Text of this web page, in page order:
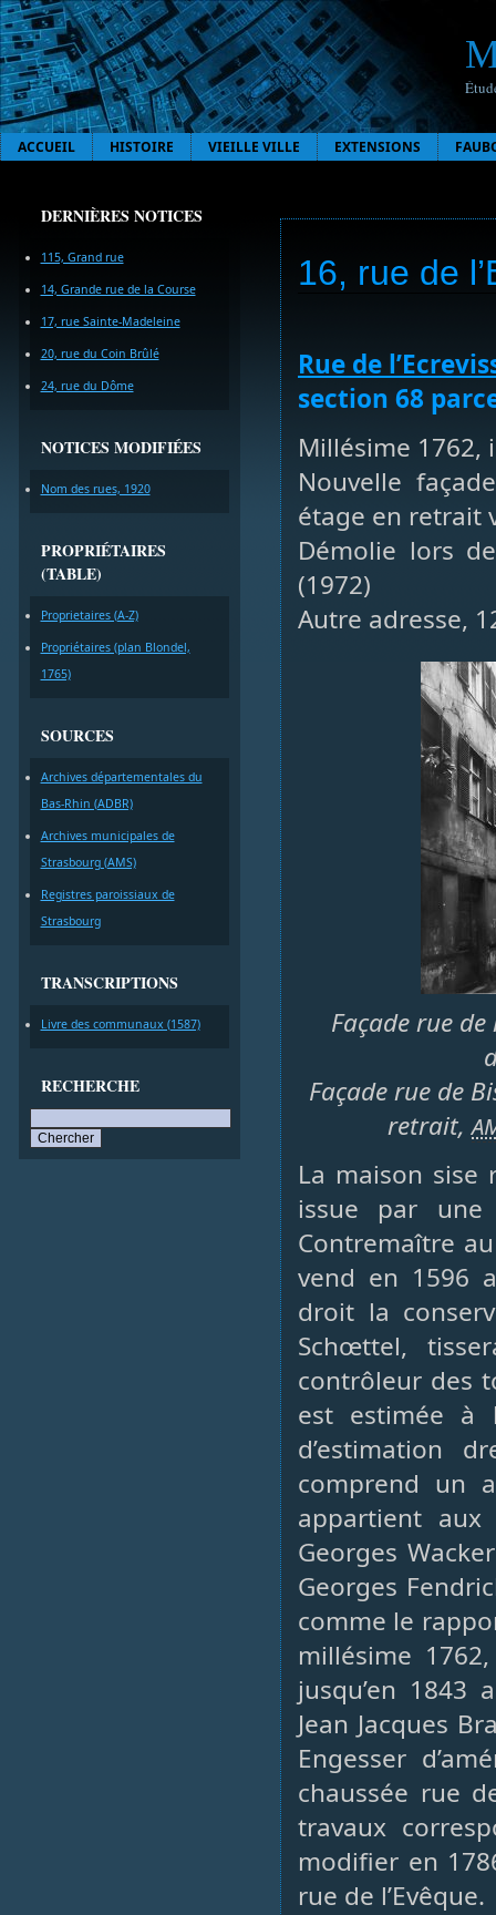
ACCUEIL HISTOIRE VIEILLE VILLE EXTENSIONS
DERNIÈRES NOTICES
115, Grand rue
14, Grande rue de la Course
17, rue Sainte-Madeleine
20, rue du Coin Brûlé
24, rue du Dôme
NOTICES MODIFIÉES
Nom des rues, 1920
PROPRIÉTAIRES
(TABLE)
Proprietaires (A-Z)
Propriétaires (plan Blondel,
1765)
SOURCES
Archives départementales du
Bas-Rhin (ADBR)
Archives municipales de
Strasbourg (AMS)
Registres paroissiaux de
Strasbourg
TRANSCRIPTIONS
Livre des communaux (1587)
RECHERCHE
16, rue de
Rue de
section 68
Millésime 1762,
Nouvelle
étage en retrait
Démolie lors
(1972)
Autre adresse,
Façade rue
Façade rue de
retrait,
La maison sise
issue par une
Contremaître
vend en 1596
droit la
Schœttel,
contrôleur des
est estimée à
d’estimation
comprend un
appartient aux
Georges
Georges
comme le
millésime
jusqu’en 1843
Jean Jacques
Engesser
chaussée rue
travaux
modifier en
rue de l’Evêque.